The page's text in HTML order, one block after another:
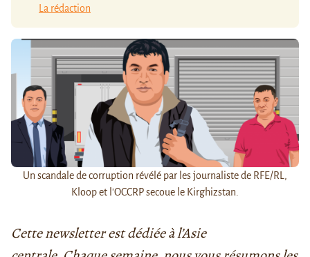
La rédaction
Un scandale de corruption révélé par les journaliste de RFE/RL,
Kloop et l'OCCRP secoue le Kirghizstan.
Cette newsletter est dédiée à l’Asie